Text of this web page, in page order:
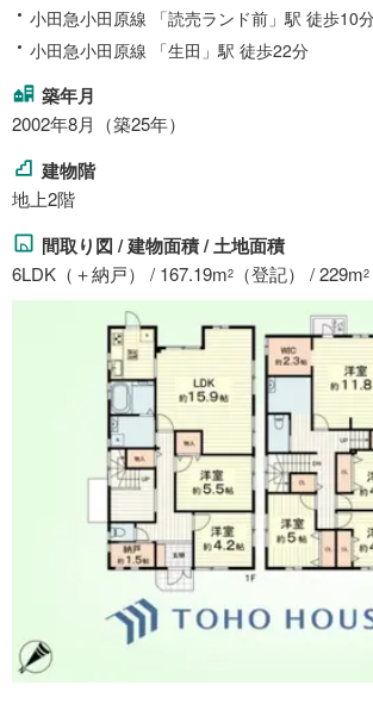
小田急小田原線 「読売ランド前」駅 徒歩10
小田急小田原線 「生田」駅 徒歩22分
築年月
2002年8月（築25年）
建物階
地上2階
間取り図 / 建物面積 / 土地面積
6LDK（＋納戸） / 167.19m2 （登記） / 229m2